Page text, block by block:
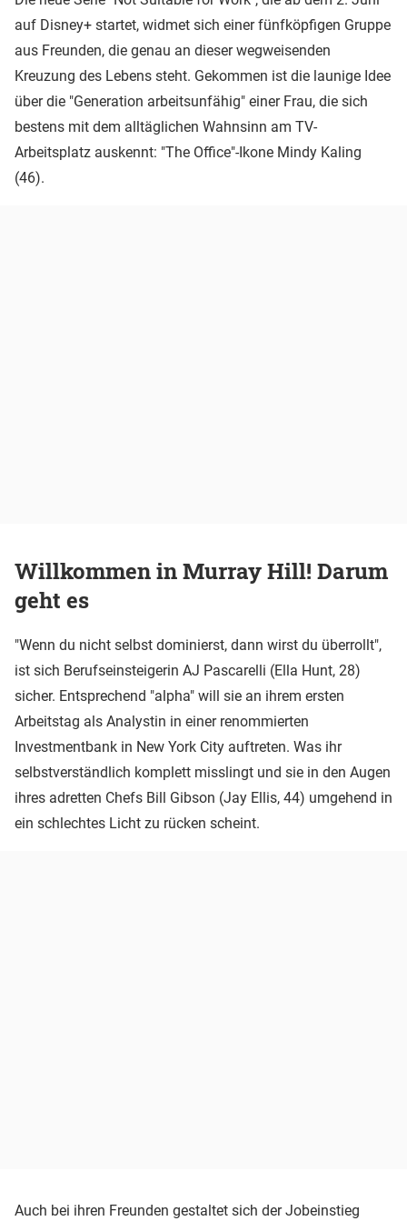
auf Disney+ startet, widmet sich einer fünfköpfigen Gruppe
aus Freunden, die genau an dieser wegweisenden
Kreuzung des Lebens steht. Gekommen ist die launige Idee
über die "Generation arbeitsunfähig" einer Frau, die sich
bestens mit dem alltäglichen Wahnsinn am TV-
Arbeitsplatz auskennt: "The Office"-Ikone Mindy Kaling
(46).
Willkommen in Murray Hill! Darum
geht es
"Wenn du nicht selbst dominierst, dann wirst du überrollt",
ist sich Berufseinsteigerin AJ Pascarelli (Ella Hunt, 28)
sicher. Entsprechend "alpha" will sie an ihrem ersten
Arbeitstag als Analystin in einer renommierten
Investmentbank in New York City auftreten. Was ihr
selbstverständlich komplett misslingt und sie in den Augen
ihres adretten Chefs Bill Gibson (Jay Ellis, 44) umgehend in
ein schlechtes Licht zu rücken scheint.
Auch bei ihren Freunden gestaltet sich der Jobeinstieg